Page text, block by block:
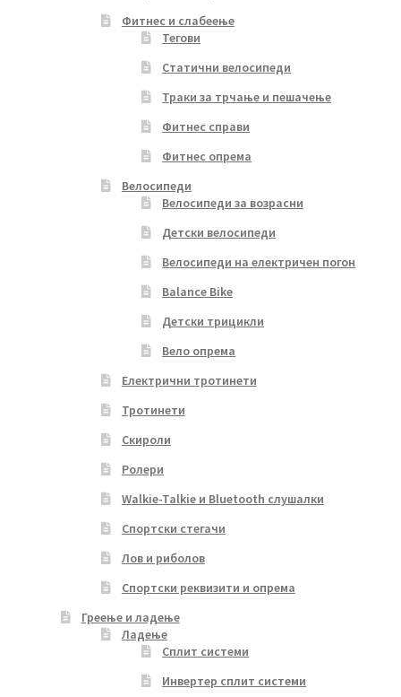
Фитнес и слабеење
Тегови
Статични велосипеди
Траки за трчање и пешачење
Фитнес справи
Фитнес опрема
Велосипеди
Велосипеди за возрасни
Детски велосипеди
Велосипеди на електричен погон
Balance Bike
Детски трицикли
Вело опрема
Електрични тротинети
Тротинети
Скироли
Ролери
Walkie-Talkie и Bluetooth слушалки
Спортски стегачи
Лов и риболов
Спортски реквизити и опрема
Греење и ладење
Ладење
Сплит системи
Инвертер сплит системи